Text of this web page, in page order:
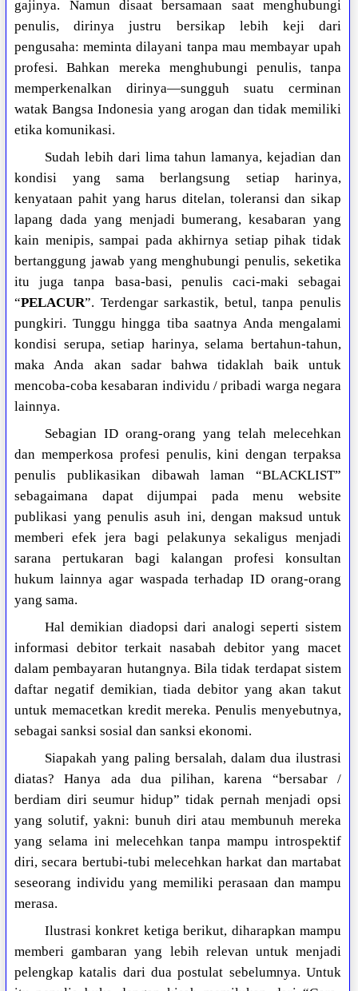
gajinya. Namun disaat bersamaan saat menghubungi
penulis, dirinya justru bersikap lebih keji dari
pengusaha: meminta dilayani tanpa mau membayar upah
profesi. Bahkan mereka menghubungi penulis, tanpa
memperkenalkan dirinya—sungguh suatu cerminan
watak Bangsa Indonesia yang arogan dan tidak memiliki
etika komunikasi.
Sudah lebih dari lima tahun lamanya, kejadian dan
kondisi yang sama berlangsung setiap harinya,
kenyataan pahit yang harus ditelan, toleransi dan sikap
lapang dada yang menjadi bumerang, kesabaran yang
kain menipis, sampai pada akhirnya setiap pihak tidak
bertanggung jawab yang menghubungi penulis, seketika
itu juga tanpa basa-basi, penulis caci-maki sebagai
“PELACUR”. Terdengar sarkastik, betul, tanpa penulis
pungkiri. Tunggu hingga tiba saatnya Anda mengalami
kondisi serupa, setiap harinya, selama bertahun-tahun,
maka Anda akan sadar bahwa tidaklah baik untuk
mencoba-coba kesabaran individu / pribadi warga negara
lainnya.
Sebagian ID orang-orang yang telah melecehkan
dan memperkosa profesi penulis, kini dengan terpaksa
penulis publikasikan dibawah laman “BLACKLIST”
sebagaimana dapat dijumpai pada menu website
publikasi yang penulis asuh ini, dengan maksud untuk
memberi efek jera bagi pelakunya sekaligus menjadi
sarana pertukaran bagi kalangan profesi konsultan
hukum lainnya agar waspada terhadap ID orang-orang
yang sama.
Hal demikian diadopsi dari analogi seperti sistem
informasi debitor terkait nasabah debitor yang macet
dalam pembayaran hutangnya. Bila tidak terdapat sistem
daftar negatif demikian, tiada debitor yang akan takut
untuk memacetkan kredit mereka. Penulis menyebutnya,
sebagai sanksi sosial dan sanksi ekonomi.
Siapakah yang paling bersalah, dalam dua ilustrasi
diatas? Hanya ada dua pilihan, karena “bersabar /
berdiam diri seumur hidup” tidak pernah menjadi opsi
yang solutif, yakni: bunuh diri atau membunuh mereka
yang selama ini melecehkan tanpa mampu introspektif
diri, secara bertubi-tubi melecehkan harkat dan martabat
seseorang individu yang memiliki perasaan dan mampu
merasa.
Ilustrasi konkret ketiga berikut, diharapkan mampu
memberi gambaran yang lebih relevan untuk menjadi
pelengkap katalis dari dua postulat sebelumnya. Untuk